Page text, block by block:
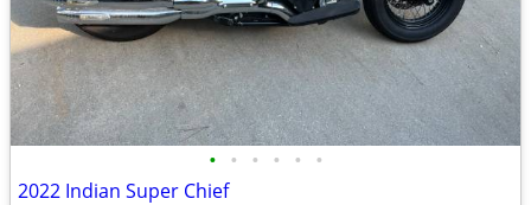
• • • • • •
2022 Indian Super Chief